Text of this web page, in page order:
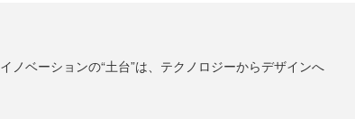
イノベーションの“土台”は、テクノロジーからデザインへ